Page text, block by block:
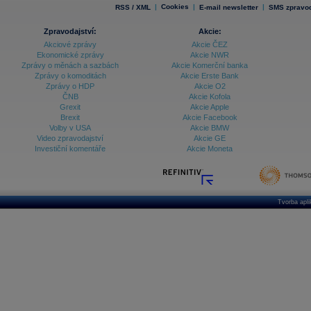
RSS / XML | Cookies | E-mail newsletter | SMS
Zpravodajství:
Akciové zprávy
Ekonomické zprávy
Zprávy o měnách a sazbách
Zprávy o komoditách
Zprávy o HDP
ČNB
Grexit
Brexit
Volby v USA
Video zpravodajství
Investiční komentáře
Akcie:
Akcie ČEZ
Akcie NWR
Akcie Komerční banka
Akcie Erste Bank
Akcie O2
Akcie Kofola
Akcie Apple
Akcie Facebook
Akcie BMW
Akcie GE
Akcie Moneta
Tvorba